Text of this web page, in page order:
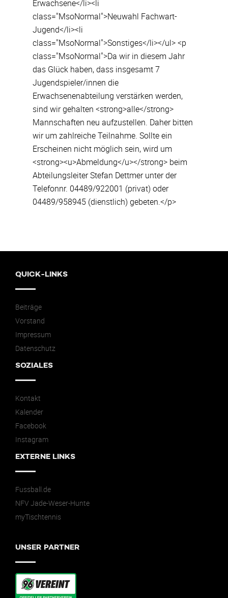
Erwachsene</li><li
class="MsoNormal">Neuwahl Fachwart-
Jugend</li><li
class="MsoNormal">Sonstiges</li></ul> <p
class="MsoNormal">Da wir in diesem Jahr
das Glück haben, dass insgesamt 7
Jugendspieler/innen die
Erwachsenenabteilung verstärken werden,
sind wir gehalten <strong>alle</strong>
Mannschaften neu aufzustellen. Daher bitten
wir um zahlreiche Teilnahme. Sollte ein
Erscheinen nicht möglich sein, wird um
<strong><u>Abmeldung</u></strong> beim
Abteilungsleiter Stefan Dettmer unter der
Telefonnr. 04489/922001 (privat) oder
04489/958945 (dienstlich) gebeten.</p>
QUICK-LINKS
Beiträge
Vorstand
Impressum
Datenschutz
SOZIALES
Kontakt
Kalender
Facebook
Instagram
EXTERNE LINKS
Fussball.de
NFV Jade-Weser-Hunte
myTischtennis
UNSER PARTNER